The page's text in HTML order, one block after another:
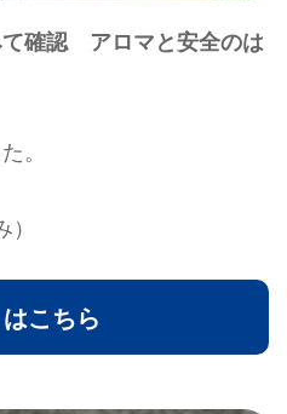
確認 アロマと安全のは
。
こちら